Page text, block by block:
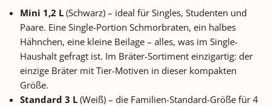
Grün – die moderne Variante in
einem sanften, leicht olivgrünen
Naturton. Bringt Frische in
moderne Landhausküchen und
fügt sich harmonisch in Küchen
mit natürlichen Materialien wie
Holz, Leinen und Keramik ein.
Beide Varianten haben die
Grün – die moderne
einem sanften, leicht
Naturton. Bringt Frische
moderne Landhausküchen
fügt sich harmonisch in
mit natürlichen Materialien
Beide Varianten haben
Mini 1,2 L (Schwarz) – ideal für Singles, Studenten und
Paare. Eine Single-Portion Schmorbraten, ein halbes
Hähnchen, eine kleine Beilage – alles, was im Single-
Haushalt gefragt ist. Im Bräter-Sortiment einzigartig: der
einzige Bräter mit Tier-Motiven in dieser kompakten
Größe.
Standard 3 L (Weiß) – die Familien-Standard-Größe für 4